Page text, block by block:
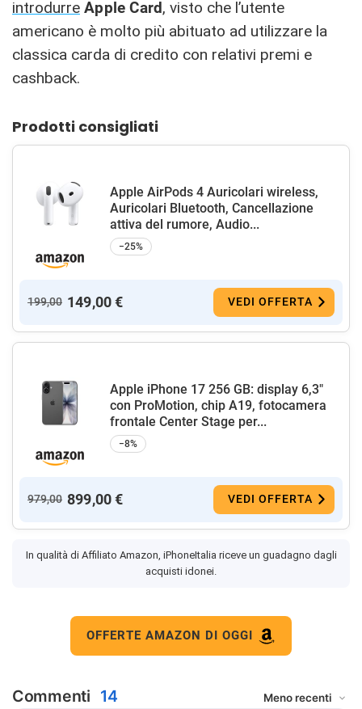
introdurre Apple Card, visto che l’utente
americano è molto più abituato ad utilizzare la
classica carda di credito con relativi premi e
cashback.
Prodotti consigliati
Apple AirPods 4 Auricolari wireless,
Auricolari Bluetooth, Cancellazione
attiva del rumore, Audio...
−25%
199,00 149,00 € VEDI OFFERTA
Apple iPhone 17 256 GB: display 6,3"
con ProMotion, chip A19, fotocamera
frontale Center Stage per...
−8%
979,00 899,00 € VEDI OFFERTA
In qualità di Affiliato Amazon, iPhoneItalia riceve un guadagno dagli
acquisti idonei.
OFFERTE AMAZON DI OGGI
Commenti 14